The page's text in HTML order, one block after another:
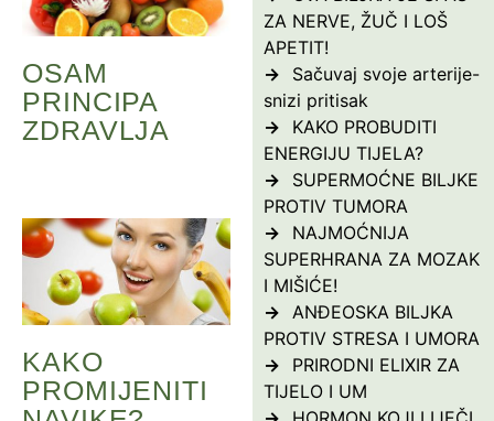
OSAM
PRINCIPA
ZDRAVLJA
KAKO
PROMIJENITI
ZA NERVE, ŽUČ I LOŠ
APETIT!
Sačuvaj svoje arterije-
snizi pritisak
KAKO PROBUDITI
ENERGIJU TIJELA?
SUPERMOĆNE BILJKE
PROTIV TUMORA
NAJMOĆNIJA
SUPERHRANA ZA MOZAK
I MIŠIĆE!
ANĐEOSKA BILJKA
PROTIV STRESA I UMORA
PRIRODNI ELIXIR ZA
TIJELO I UM